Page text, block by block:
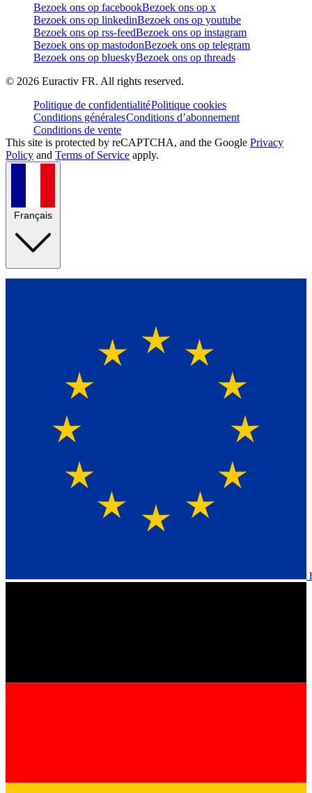
Bezoek ons op facebookBezoek ons op x
Bezoek ons op linkedinBezoek ons op youtube
Bezoek ons op rss-feedBezoek ons op instagram
Bezoek ons op mastodonBezoek ons op telegram
Bezoek ons op blueskyBezoek ons op threads
© 2026 Euractiv FR. All rights reserved.
Politique de confidentialitéPolitique cookies
Conditions généralesConditions d’abonnement
Conditions de vente
This site is protected by reCAPTCHA, and the Google Privacy
Policy and Terms of Service apply.
Français